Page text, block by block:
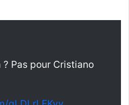
Pas pour Cristiano